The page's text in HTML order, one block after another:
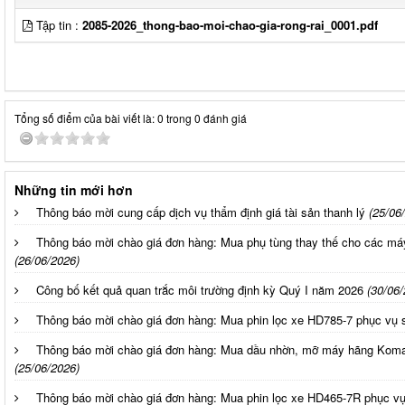
Tập tin : 2085-2026_thong-bao-moi-chao-gia-rong-rai_0001.pdf
Tổng số điểm của bài viết là: 0 trong 0 đánh giá
Những tin mới hơn
Thông báo mời cung cấp dịch vụ thẩm định giá tài sản thanh lý (25/
Thông báo mời chào giá đơn hàng: Mua phụ tùng thay thế cho các
(26/06/2026)
Công bố kết quả quan trắc môi trường định kỳ Quý I năm 2026 (30/
Thông báo mời chào giá đơn hàng: Mua phin lọc xe HD785-7 phục
Thông báo mời chào giá đơn hàng: Mua dầu nhờn, mỡ máy hãng
(25/06/2026)
Thông báo mời chào giá đơn hàng: Mua phin lọc xe HD465-7R phục